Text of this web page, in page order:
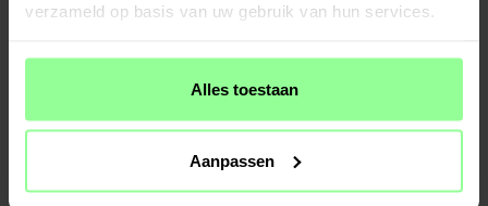
verzameld op basis van uw gebruik van hun services.
Alles toestaan
Aanpassen
ideaal voor sportieve en actieve gebruikers of voor wie de smartwatch de hele
vastzetten op de maat die het beste bij je past. Dit zorgt voor optimaal
- Verstelbare lengte - sluiting met gesp